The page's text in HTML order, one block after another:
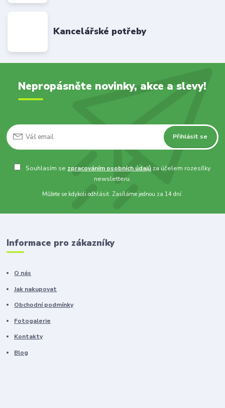
Kancelářské potřeby
Nepropásněte novinky, akce a slevy!
Přihlásit se
Souhlasím se zpracováním osobních údajů za účelem rozesílky
newsletteru.
Můžete se kdykoli odhlásit. Zasíláme jednou za 14 dní.
Informace pro zákazníky
O nás
Jak nakupovat
Obchodní podmínky
Fotogalerie
Kontakty
Blog